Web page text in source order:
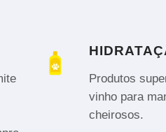
Produtos
vinho para
cheirosos.